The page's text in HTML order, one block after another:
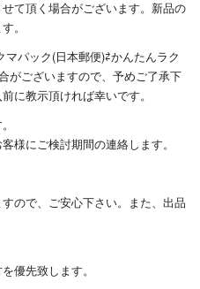
て頂く場合がございます。新品の
。
パック(日本郵便)⇄かんたんラク
がございますので、予めご了承下
に教示頂ければ幸いです。
様にご検討期間の連絡します。
ので、ご安心下さい。また、出品
優先致します。